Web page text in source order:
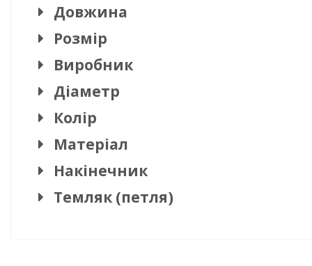
Довжина
Розмір
Виробник
Діаметр
Колір
Матеріал
Накінечник
Темляк (петля)